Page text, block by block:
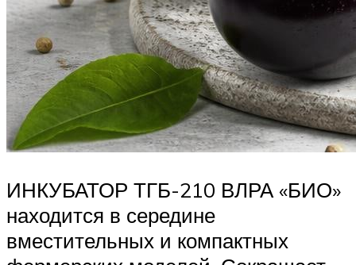
ИНКУБАТОР ТГБ-210 ВЛРА «БИО»
находится в середине
вместительных и компактных